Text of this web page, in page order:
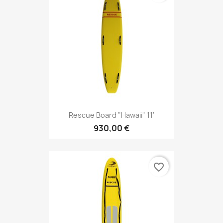
Rescue Board "Hawaii" 11'
930,00 €
favorite_border